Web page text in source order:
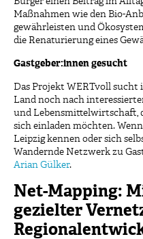
Maßnahmen wie den Bio-
gewährleisten und
die Renaturierung eines
Gastgeber:innen gesucht
Das Projekt WERTvoll sucht
Land noch nach
und Lebensmittelwirtschaft,
sich einladen möchten.
Leipzig kennen oder sich
Wandernde Netzwerk zu
Arian Gülker.
Net-Mapping:
gezielter